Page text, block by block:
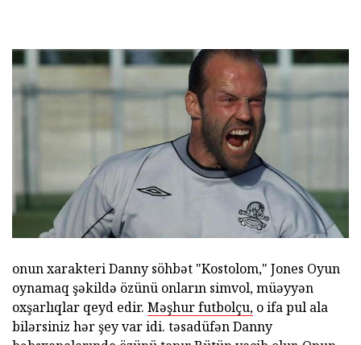
onun xarakteri Danny söhbət "Kostolom," Jones Oyun
oynamaq şəkildə özünü onların simvol, müəyyən
oxşarlıqlar qeyd edir. Məşhur futbolçu, o ifa pul ala
bilərsiniz hər şey var idi. təsadüfən Danny